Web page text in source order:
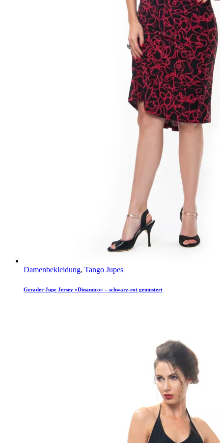
Damenbekleidung, Tango Jupes
Gerader Jupe Jersey «Dinamico» – schwarz-rot gemustert